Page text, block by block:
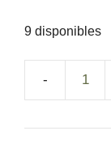
9 disponibles